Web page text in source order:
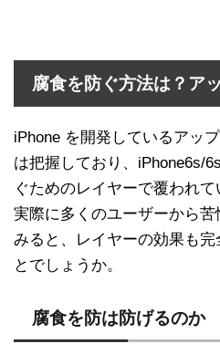
腐食を防ぐ方法は？ア
iPhone を開発しているアッ
は把握しており、iPhone6s/
ぐためのレイヤーで覆われ
実際に多くのユーザーから
みると、レイヤーの効果も
とでしょうか。
腐食を防は防げるのか